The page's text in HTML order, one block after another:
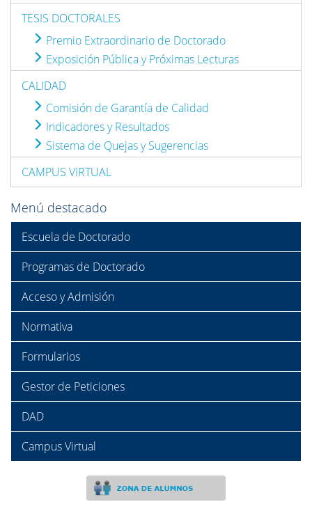
TESIS DOCTORALES
Premio Extraordinario de Doctorado
Exposición Pública y Próximas Lecturas
CALIDAD
Comisión de Garantía de Calidad
Indicadores y Resultados
Sistema de Quejas y Sugerencias
CAMPUS VIRTUAL
Menú destacado
Escuela de Doctorado
Programas de Doctorado
Acceso y Admisión
Normativa
Formularios
Gestor de Peticiones
DAD
Campus Virtual